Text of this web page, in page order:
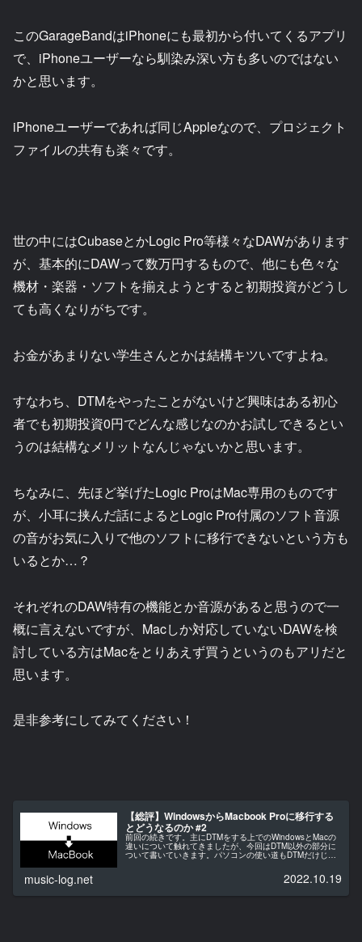
このGarageBandはiPhoneにも最初から付いてくるアプリ
で、iPhoneユーザーなら馴染み深い方も多いのではない
かと思います。
iPhoneユーザーであれば同じAppleなので、プロジェクト
ファイルの共有も楽々です。
世の中にはCubaseとかLogic Pro等様々なDAWがあります
が、基本的にDAWって数万円するもので、他にも色々な
機材・楽器・ソフトを揃えようとすると初期投資がどうし
ても高くなりがちです。
お金があまりない学生さんとかは結構キツいですよね。
すなわち、DTMをやったことがないけど興味はある初心
者でも初期投資0円でどんな感じなのかお試しできるとい
うのは結構なメリットなんじゃないかと思います。
ちなみに、先ほど挙げたLogic ProはMac専用のものです
が、小耳に挟んだ話によるとLogic Pro付属のソフト音源
の音がお気に入りで他のソフトに移行できないという方も
いるとか…？
それぞれのDAW特有の機能とか音源があると思うので一
概に言えないですが、Macしか対応していないDAWを検
討している方はMacをとりあえず買うというのもアリだと
思います。
是非参考にしてみてください！
【総評】WindowsからMacbook Proに移行する
とどうなるのか #2
前回の続きです。主にDTMをする上でのWindowsとMacの
違いについて触れてきましたが、今回はDTM以外の部分に
ついて書いていきます。パソコンの使い道もDTMだけじゃ
music-log.net 2022.10.19